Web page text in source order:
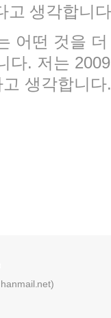
고 생각합니
어떤 것을
다. 저는
생각합니다.